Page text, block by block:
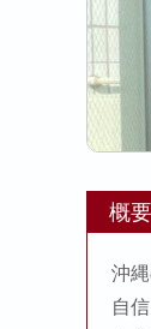
概要
沖
自